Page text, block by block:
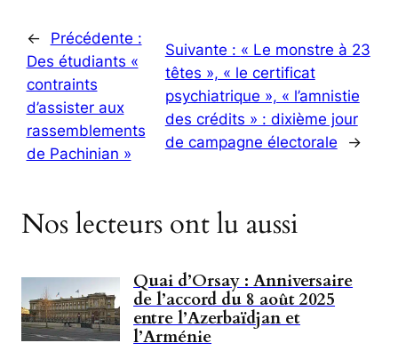
←
Précédente :
Des étudiants «
contraints
d’assister aux
rassemblements
de Pachinian »
Suivante : « Le monstre à 23
têtes », « le certificat
psychiatrique », « l’amnistie
des crédits » : dixième jour
de campagne électorale
→
Nos lecteurs ont lu aussi
Quai d’Orsay : Anniversaire
de l’accord du 8 août 2025
entre l’Azerbaïdjan et
l’Arménie